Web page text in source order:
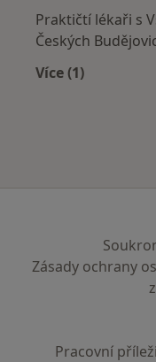
Praktičtí lékaři s
Českých
Více (1)
Zásady ochrany
Pracovní